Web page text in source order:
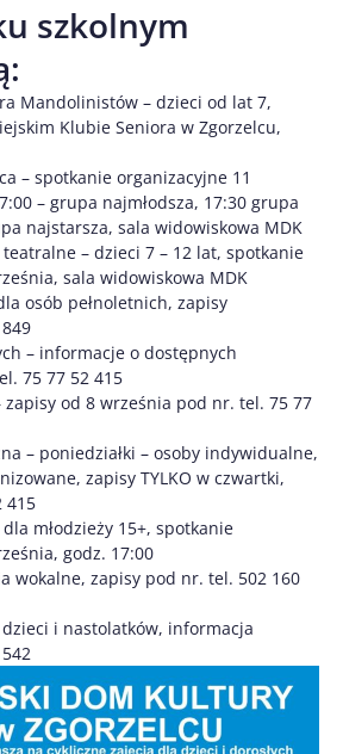
szkolnym
Mandolinistów – dzieci od lat 7,
Klubie Seniora w Zgorzelcu,
– spotkanie organizacyjne 11
– grupa najmłodsza, 17:30 grupa
najstarsza, sala widowiskowa MDK
– dzieci 7 – 12 lat, spotkanie
sala widowiskowa MDK
osób pełnoletnich, zapisy
– informacje o dostępnych
75 77 52 415
zapisy od 8 września pod nr. tel. 75 77
– poniedziałki – osoby indywidualne,
zapisy TYLKO w czwartki,
415
młodzieży 15+, spotkanie
godz. 17:00
wokalne, zapisy pod nr. tel. 502 160
i nastolatków, informacja